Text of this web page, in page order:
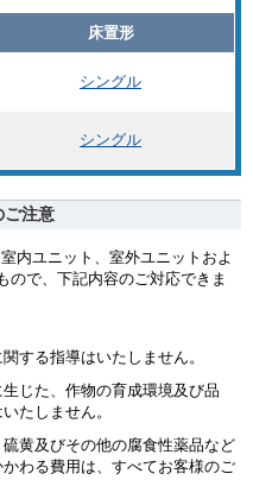
床置形
シングル
シングル
注意
内ユニット、室外ユニットおよ
ので、下記内容のご対応できま
する指導はいたしません。
じた、作物の育成環境及び品
たしません。
黄及びその他の腐食性薬品など
わる費用は、すべてお客様のご